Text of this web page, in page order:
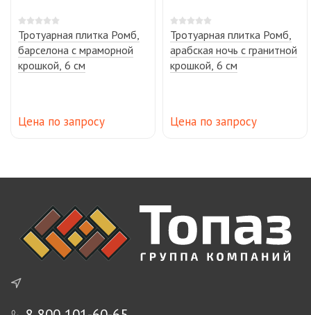
Тротуарная плитка Ромб,
барселона с мраморной
крошкой, 6 см
Цена по запросу
Тротуарная плитка Ромб,
арабская ночь с гранитной
крошкой, 6 см
Цена по запросу